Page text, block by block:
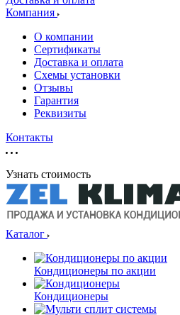
Компания
О компании
Сертификаты
Доставка и оплата
Схемы установки
Отзывы
Гарантия
Реквизиты
Контакты
Узнать стоимость
Каталог
Кондиционеры по акции
Кондиционеры